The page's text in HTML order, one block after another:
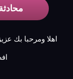
اهلا ومرحبا بك